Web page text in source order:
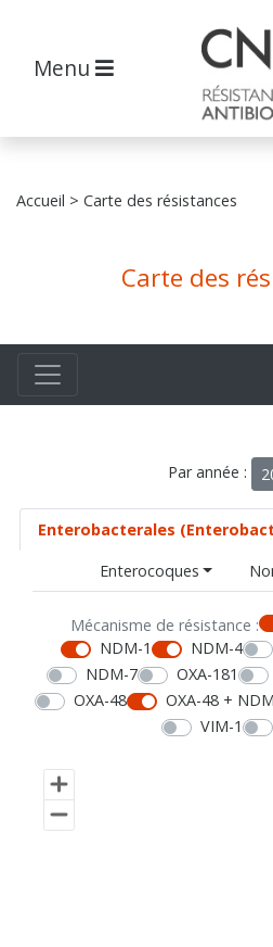
Menu
Accueil > Carte des résistances
Carte des
Par année :
Enterobacterales
Enterocoques
Mécanisme de résistance :
NDM-1
NDM-4
NDM-7
OXA-181
OXA-48
OXA-48 +
VIM-1